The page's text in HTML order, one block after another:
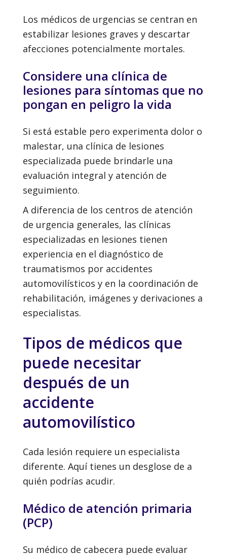
Los médicos de urgencias se centran en
estabilizar lesiones graves y descartar
afecciones potencialmente mortales.
Considere una clínica de
lesiones para síntomas que no
pongan en peligro la vida
Si está estable pero experimenta dolor o
malestar, una clínica de lesiones
especializada puede brindarle una
evaluación integral y atención de
seguimiento.
A diferencia de los centros de atención
de urgencia generales, las clínicas
especializadas en lesiones tienen
experiencia en el diagnóstico de
traumatismos por accidentes
automovilísticos y en la coordinación de
rehabilitación, imágenes y derivaciones a
especialistas.
Tipos de médicos que
puede necesitar
después de un
accidente
automovilístico
Cada lesión requiere un especialista
diferente. Aquí tienes un desglose de a
quién podrías acudir.
Médico de atención primaria
(PCP)
Su médico de cabecera puede evaluar